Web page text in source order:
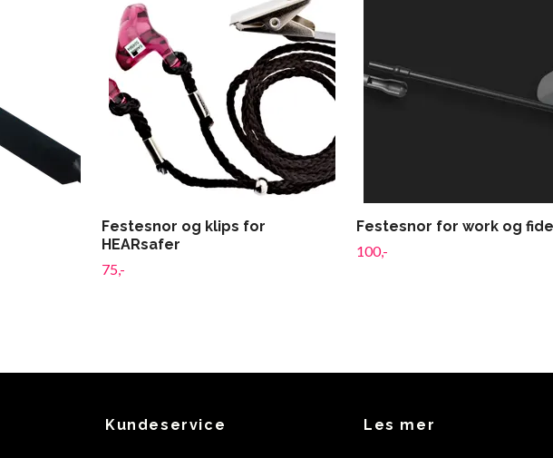
Festesnor og klips for
HEARsafer
75,-
Festesnor for work og
100,-
Kundeservice Les mer